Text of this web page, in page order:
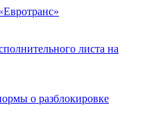
листа на
о разблокировке